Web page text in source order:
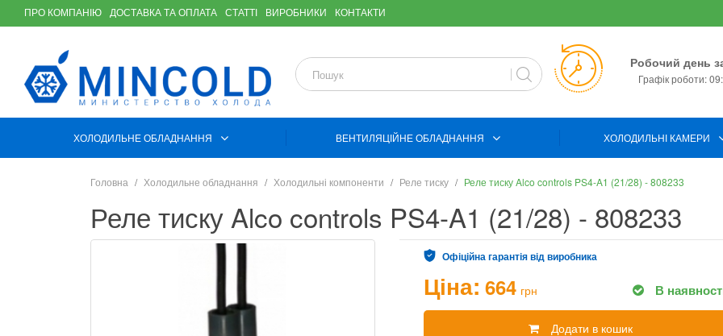
ПРО КОМПАНІЮ ДОСТАВКА ТА ОПЛАТА СТАТТІ ВИРОБНИКИ КОНТАКТИ
Робочий день
Графік роботи:
ХОЛОДИЛЬНЕ ОБЛАДНАННЯ ВЕНТИЛЯЦІЙНЕ ОБЛАДНАННЯ ХОЛОДИЛЬНІ КАМЕРИ
Головна Холодильне обладнання Холодильні компоненти Реле тиску Реле тиску Alco controls PS4-A1 (21/28) - 808233
Реле тиску Alco controls PS4-A1 (21/28) - 808233
Офіційна гарантія від виробника
Ціна: 664 грн В
Додати в кошик